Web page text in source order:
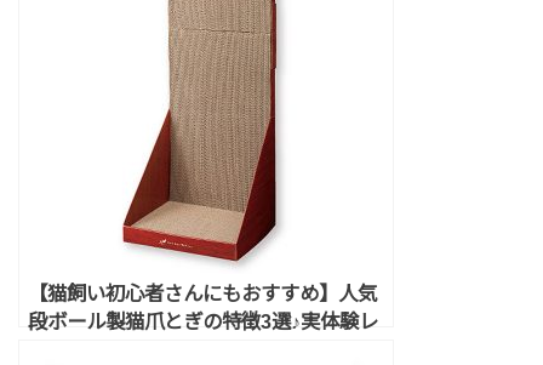
【猫飼い初心者さんにもおすすめ】人気
段ボール製猫爪とぎの特徴3選♪実体験レ